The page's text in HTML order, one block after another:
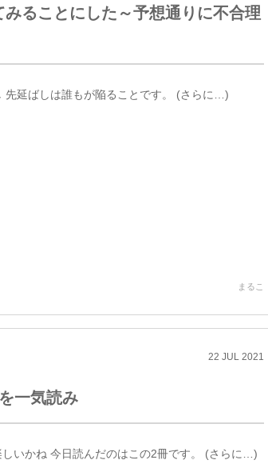
ることにした～予想通りに不合理
先延ばしは誰もが陥ることです。 (さらに…)
まるこ
22 JUL 2021
一気読み
しいかね 今日読んだのはこの2冊です。 (さらに…)